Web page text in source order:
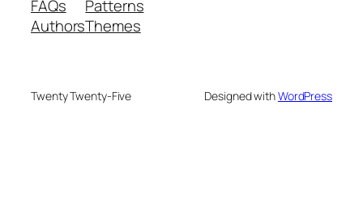
FAQs
Authors
Patterns
Themes
Twenty Twenty-Five Designed withWordPress